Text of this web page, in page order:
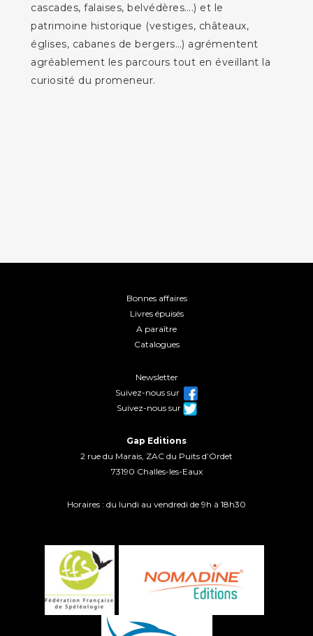
cascades, falaises, belvédères….) et le
patrimoine historique (vestiges, châteaux,
églises, cabanes de bergers…) agrémentent
agréablement les parcours tout en éveillant la
curiosité du promeneur.
Bonnes affaires
Livres épuisés
A paraître
Catalogues
Newsletter
Suivez-nous sur
Suivez-nous sur
Gap Editions
2 rue du Marais, ZAC du Puits d’Ordet
73190 Challes-les-Eaux
Horaires : du lundi au vendredi de 9h à 18h30